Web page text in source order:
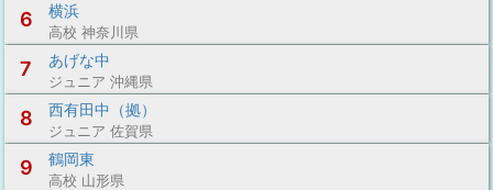
6 横浜
高校 神奈川県
7 あげな中
ジュニア 沖縄県
8 西有田中（拠）
ジュニア 佐賀県
9 鶴岡東
高校 山形県